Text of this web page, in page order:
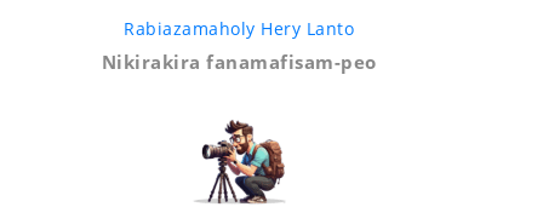
Rabiazamaholy Hery Lanto
Nikirakira fanamafisam-peo